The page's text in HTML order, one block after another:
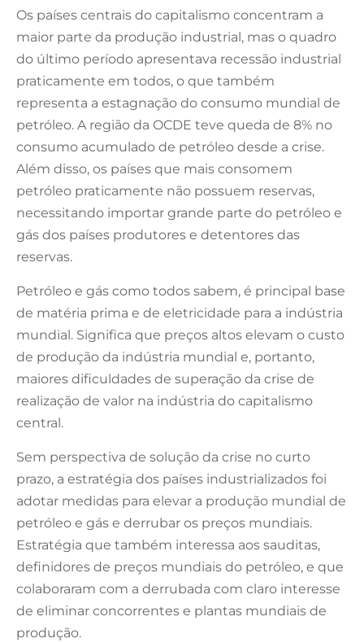
Os países centrais do capitalismo concentram a
maior parte da produção industrial, mas o quadro
do último período apresentava recessão industrial
praticamente em todos, o que também
representa a estagnação do consumo mundial de
petróleo. A região da OCDE teve queda de 8% no
consumo acumulado de petróleo desde a crise.
Além disso, os países que mais consomem
petróleo praticamente não possuem reservas,
necessitando importar grande parte do petróleo e
gás dos países produtores e detentores das
reservas.
Petróleo e gás como todos sabem, é principal base
de matéria prima e de eletricidade para a indústria
mundial. Significa que preços altos elevam o custo
de produção da indústria mundial e, portanto,
maiores dificuldades de superação da crise de
realização de valor na indústria do capitalismo
central.
Sem perspectiva de solução da crise no curto
prazo, a estratégia dos países industrializados foi
adotar medidas para elevar a produção mundial de
petróleo e gás e derrubar os preços mundiais.
Estratégia que também interessa aos sauditas,
definidores de preços mundiais do petróleo, e que
colaboraram com a derrubada com claro interesse
de eliminar concorrentes e plantas mundiais de
produção.